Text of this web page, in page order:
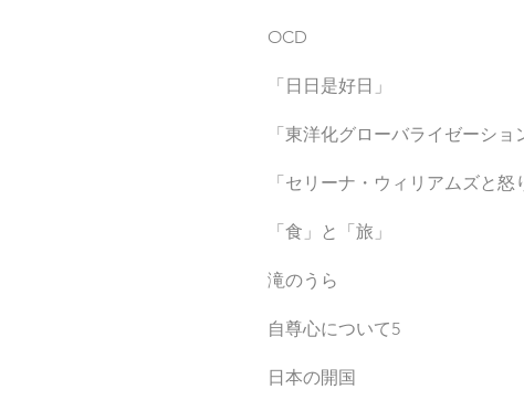
OCD
「日日是好日」
「東洋化グローバライゼーショ
「セリーナ・ウィリアムズと怒
「食」と「旅」
滝のうら
自尊心について5
日本の開国